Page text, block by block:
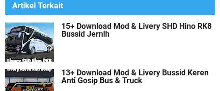
Artikel Terkait
15+ Download Mod & Livery SHD Hino RK8
Bussid Jernih
13+ Download Mod & Livery Bussid Keren
Anti Gosip Bus & Truck